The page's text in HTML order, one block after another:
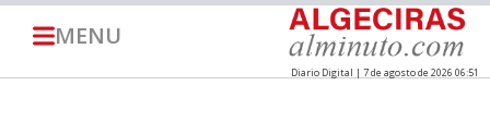
MENU
Diario Digital | 7 de agosto de 2026 06:51